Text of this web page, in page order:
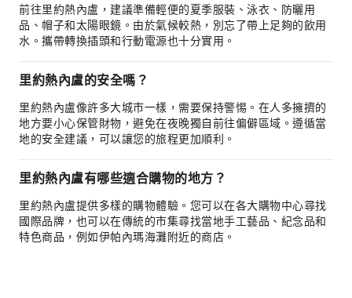
前往里約熱內盧，建議準備輕便的夏季服裝、泳衣、防曬用
品、帽子和太陽眼鏡。由於氣候較熱，別忘了帶上足夠的飲用
水。攜帶轉換插頭和行動電源也十分實用。
里約熱內盧的安全嗎？
里約熱內盧像許多大城市一樣，需要保持警惕。在人多擁擠的
地方要小心保管財物，避免在夜晚獨自前往偏僻區域。遵循當
地的安全建議，可以讓您的旅程更加順利。
里約熱內盧有哪些適合購物的地方？
里約熱內盧提供多樣的購物體驗。您可以在各大購物中心尋找
國際品牌，也可以在傳統的市集尋找當地手工藝品、紀念品和
特色商品，例如伊帕內瑪海灘附近的商店。